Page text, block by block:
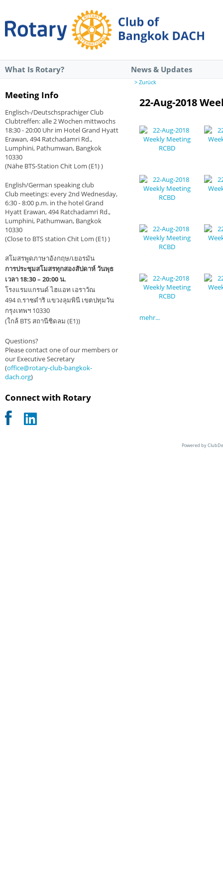
What Is Rotary? News & Updates
Meeting Info
Englisch-/Deutschsprachiger Club
Clubtreffen: alle 2 Wochen mittwochs
18:30 - 20:00 Uhr im Hotel Grand Hyatt
Erawan, 494 Ratchadamri Rd.,
Lumphini, Pathumwan, Bangkok
10330
(Nähe BTS-Station Chit Lom (E1) )
English/German speaking club
Club meetings: every 2nd Wednesday,
6:30 - 8:00 p.m. in the hotel Grand
Hyatt Erawan, 494 Ratchadamri Rd.,
Lumphini, Pathumwan, Bangkok
10330
(Close to BTS station Chit Lom (E1) )
สโมสรพูดภาษาอังกฤษ/เยอรมัน
การประชุมสโมสรทุกสองสัปดาห์ วันพุธ
เวลา 18:30 – 20:00 น.
โรงแรมแกรนด์ ไฮแอท เอราวัณ
494 ถ.ราชดำริ แขวงลุมพินี เขตปทุมวัน
กรุงเทพฯ 10330
(ใกล้ BTS สถานีชิดลม (E1))
Questions?
Please contact one of our members or
our Executive Secretary
(office@rotary-club-bangkok-
dach.org)
Connect with Rotary
> Zurück
22-Aug-2018
mehr...
Powered by